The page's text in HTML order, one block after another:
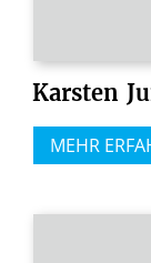
Karsten
MEHR